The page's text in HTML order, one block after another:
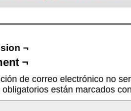
¬
¬
de correo electrónico no
obligatorios están marcados